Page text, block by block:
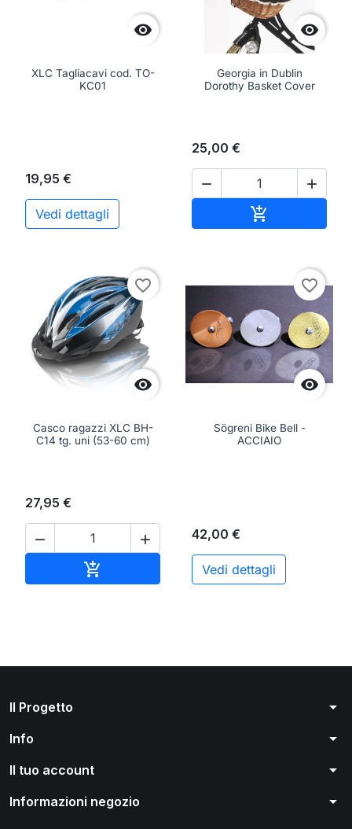

XLC Tagliacavi cod. TO-
KC01
19,95 €
Vedi dettagli

Georgia in Dublin
Dorothy Basket Cover
25,00 €
 


favorite_border
Casco ragazzi XLC BH-
C14 tg. uni (53-60 cm)
27,95 €
 
 Aggiungi al carrello

favorite_border
Sögreni Bike Bell -
ACCIAIO
42,00 €
Vedi dettagli
Il Progetto arrow_drop_down
Info arrow_drop_down
Il tuo account arrow_drop_down
Informazioni negozio arrow_drop_down